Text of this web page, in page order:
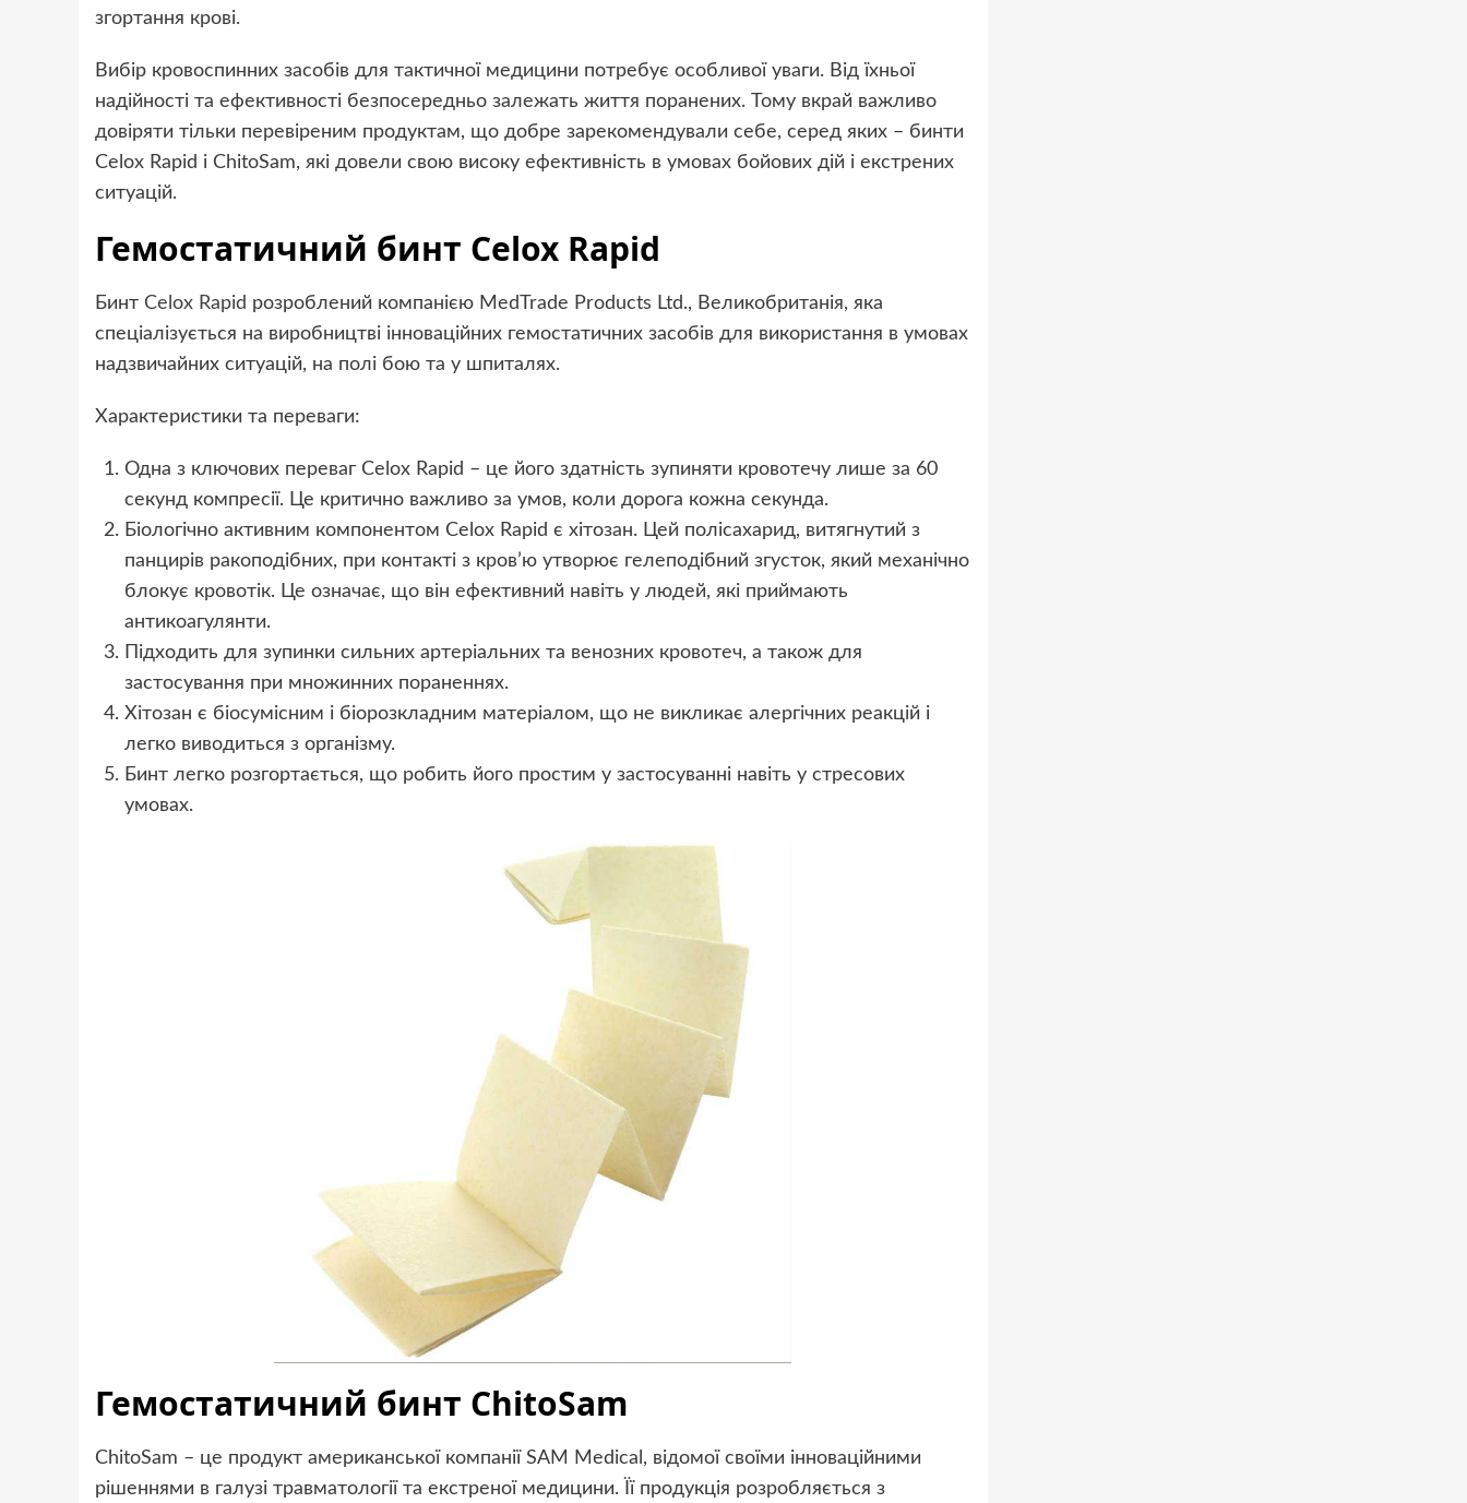
згортання крові.
Вибір кровоспинних засобів для тактичної медицини потребує особливої уваги. Від їхньої
надійності та ефективності безпосередньо залежать життя поранених. Тому вкрай важливо
довіряти тільки перевіреним продуктам, що добре зарекомендували себе, серед яких – бинти
Celox Rapid і ChitoSam, які довели свою високу ефективність в умовах бойових дій і екстрених
ситуацій.
Гемостатичний бинт Celox Rapid
Бинт Celox Rapid розроблений компанією MedTrade Products Ltd., Великобританія, яка
спеціалізується на виробництві інноваційних гемостатичних засобів для використання в умовах
надзвичайних ситуацій, на полі бою та у шпиталях.
Характеристики та переваги:
Одна з ключових переваг Celox Rapid – це його здатність зупиняти кровотечу лише за 60
секунд компресії. Це критично важливо за умов, коли дорога кожна секунда.
Біологічно активним компонентом Celox Rapid є хітозан. Цей полісахарид, витягнутий з
панцирів ракоподібних, при контакті з кров’ю утворює гелеподібний згусток, який механічно
блокує кровотік. Це означає, що він ефективний навіть у людей, які приймають
антикоагулянти.
Підходить для зупинки сильних артеріальних та венозних кровотеч, а також для
застосування при множинних пораненнях.
Хітозан є біосумісним і біорозкладним матеріалом, що не викликає алергічних реакцій і
легко виводиться з організму.
Бинт легко розгортається, що робить його простим у застосуванні навіть у стресових
умовах.
Гемостатичний бинт ChitoSam
ChitoSam – це продукт американської компанії SAM Medical, відомої своїми інноваційними
рішеннями в галузі травматології та екстреної медицини. Її продукція розробляється з